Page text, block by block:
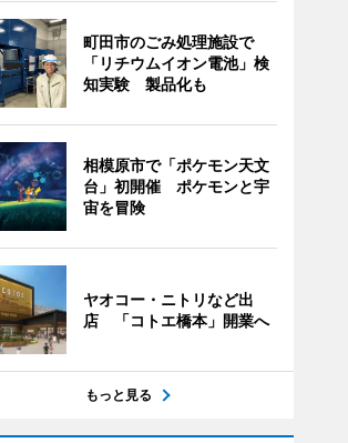
町田市のごみ処理施設で
「リチウムイオン電池」検
知実験 製品化も
相模原市で「ポケモン天文
台」初開催 ポケモンと宇
宙を冒険
ヤオコー・ニトリなど出
店 「コトエ橋本」開業へ
もっと見る